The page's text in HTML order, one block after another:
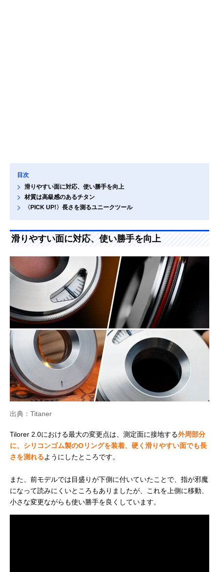
目次
滑りやすい面に対応、使い勝手を向上
材質は高級感のあるチタン
〈PICK UP!〉長さを測るユニークツール
滑りやすい面に対応、使い勝手を向上
出典：Titaner
Tilorer 2.0における最大の変更点は、測定面に接地する外周部分
に、シリコンゴム製のOリングを装着、硬く滑りやすい面でも長
さを測れるようにしたところです。
また、前モデルでは目盛りが下側に付いていたことで、指が邪魔
になって読みにくいところもありましたが、これを上側に移動、
小さな変更ながらも使い勝手を良くしています。